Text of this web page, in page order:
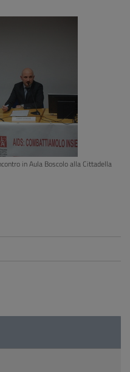
in Aula Boscolo alla Cittadella